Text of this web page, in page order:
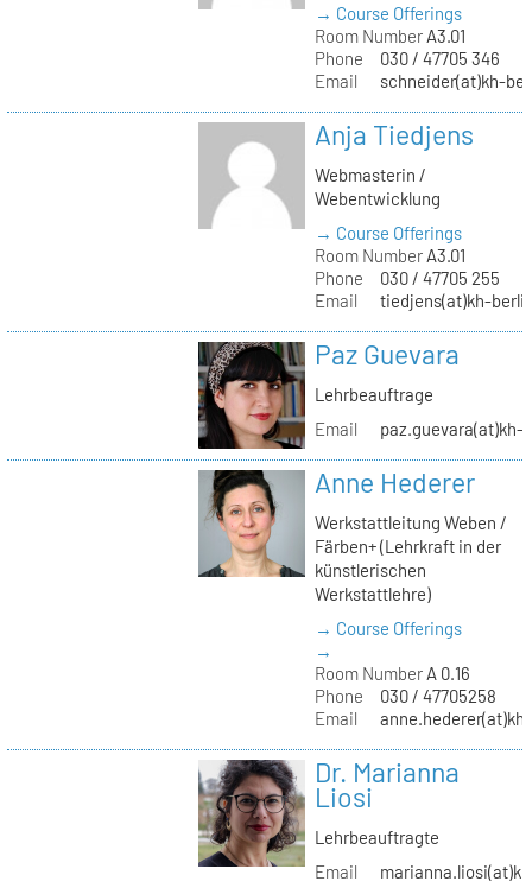
→ Course Offerings
Room NumberA3.01
Phone
030 / 47705 346
Email
schneider(at)kh-
Anja Tiedjens
Webmasterin /
Webentwicklung
→ Course Offerings
Room NumberA3.01
Phone
030 / 47705 255
Email
tiedjens(at)kh-
Paz Guevara
Lehrbeauftrage
Email
paz.guevara(at)kh-
Anne Hederer
Werkstattleitung Weben /
Färben+ (Lehrkraft in der
künstlerischen
Werkstattlehre)
→ Course Offerings
→
Room NumberA 0.16
Phone
030 / 47705258
Email
Dr. Marianna
Liosi
Lehrbeauftragte
Email